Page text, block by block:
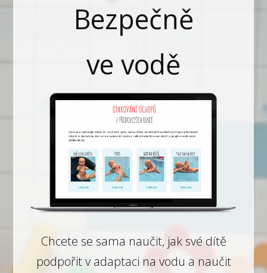
Bezpečně
ve vodě
Chcete se sama naučit, jak své dítě
podpořit v adaptaci na vodu a naučit